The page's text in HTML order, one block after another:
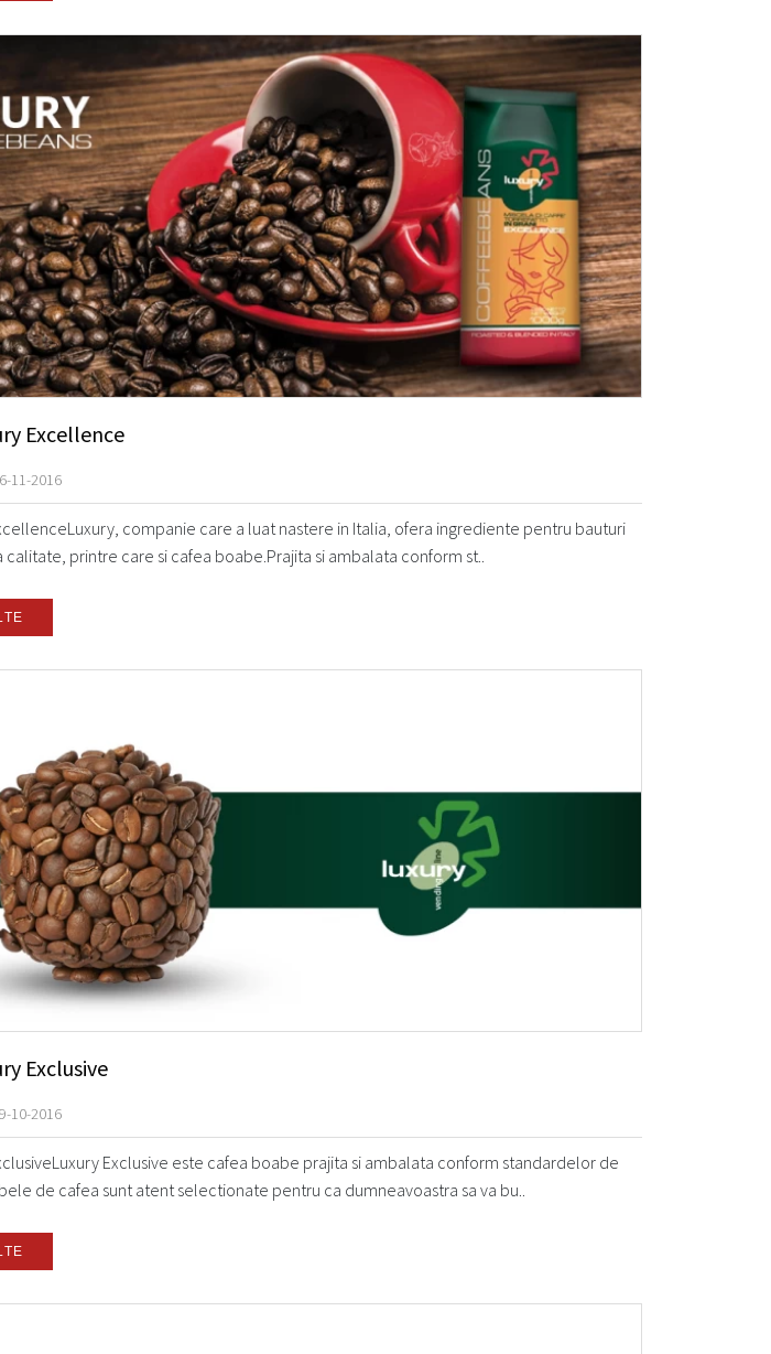
Excellence
11-2016
companie care a luat nastere in Italia, ofera ingrediente pentru bauturi
printre care si cafea boabe.Prajita si ambalata conform st..
Exclusive
10-2016
Exclusive este cafea boabe prajita si ambalata conform standardelor de
de cafea sunt atent selectionate pentru ca dumneavoastra sa va bu..